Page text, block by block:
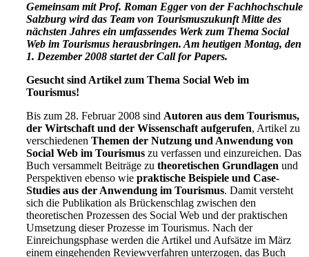
Gemeinsam mit Prof. Roman Egger von der Fachhochschule
Salzburg wird das Team von Tourismuszukunft Mitte des
nächsten Jahres ein umfassendes Werk zum Thema Social
Web im Tourismus herausbringen. Am heutigen Montag, den
1. Dezember 2008 startet der Call for Papers.
Gesucht sind Artikel zum Thema Social Web im
Tourismus!
Bis zum 28. Februar 2008 sind Autoren aus dem Tourismus,
der Wirtschaft und der Wissenschaft aufgerufen, Artikel zu
verschiedenen Themen der Nutzung und Anwendung von
Social Web im Tourismus zu verfassen und einzureichen. Das
Buch versammelt Beiträge zu theoretischen Grundlagen und
Perspektiven ebenso wie praktische Beispiele und Case-
Studies aus der Anwendung im Tourismus. Damit versteht
sich die Publikation als Brückenschlag zwischen den
theoretischen Prozessen des Social Web und der praktischen
Umsetzung dieser Prozesse im Tourismus. Nach der
Einreichungsphase werden die Artikel und Aufsätze im März
einem eingehenden Reviewverfahren unterzogen, das Buch